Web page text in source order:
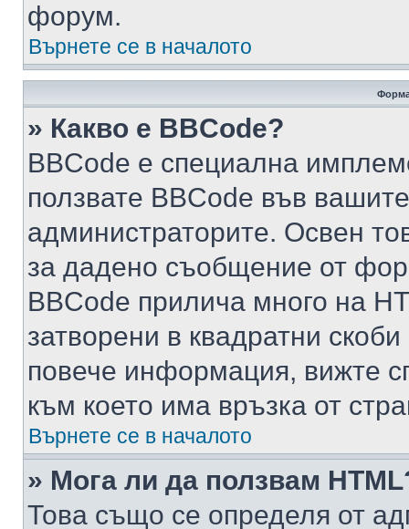
форум.
Върнете се в началото
» Какво е BBCode?
BBCode е специална
ползвате BBCode във
администраторите. Освен
за дадено съобщение от
BBCode прилича много на
затворени в квадратни
повече информация, вижте
към което има връзка от
Върнете се в началото
» Мога ли да ползвам
Това също се определя от